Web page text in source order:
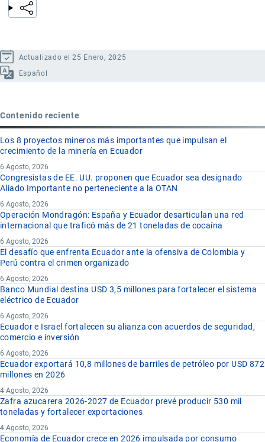
Actualizado el 25 Enero, 2025
Español
Contenido reciente
Los 8 proyectos mineros más importantes que impulsan el
crecimiento de la minería en Ecuador
6 Agosto, 2026
Congresistas de EE. UU. proponen que Ecuador sea designado
Aliado Importante no perteneciente a la OTAN
6 Agosto, 2026
Operación Mondragón: España y Ecuador desarticulan una red
internacional que traficó más de 21 toneladas de cocaína
6 Agosto, 2026
El desafío que enfrenta Ecuador ante la ofensiva de Colombia y
Perú contra el crimen organizado
6 Agosto, 2026
Banco Mundial destina USD 3,5 millones para fortalecer el sistema
eléctrico de Ecuador
6 Agosto, 2026
Ecuador e Israel fortalecen su alianza con acuerdos de seguridad,
comercio e inversión
6 Agosto, 2026
Ecuador exportará 10,8 millones de barriles de petróleo por USD 872
millones en 2026
4 Agosto, 2026
Zafra azucarera 2026-2027 de Ecuador prevé producir 530 mil
toneladas y fortalecer exportaciones
4 Agosto, 2026
Economía de Ecuador crece en 2026 impulsada por consumo